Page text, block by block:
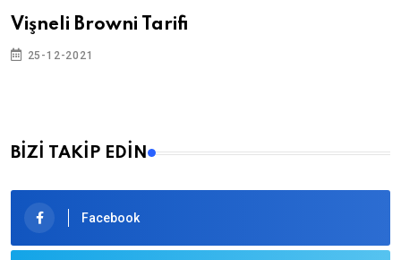
Vişneli Browni Tarifi
25-12-2021
BİZİ TAKİP EDİN
Facebook